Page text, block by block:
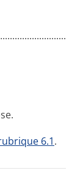
6.1.